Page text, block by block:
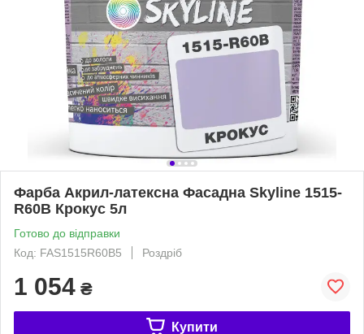
Фарба Акрил-латексна Фасадна Skyline 1515-
R60B Крокус 5л
Готово до відправки
Код: FAS1515R60B5
Роздріб
1 054 ₴
Купити